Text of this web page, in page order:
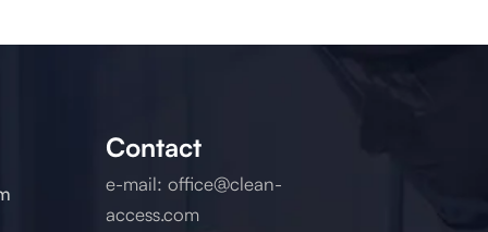
Contact
e-mail:office@clean-
access.com